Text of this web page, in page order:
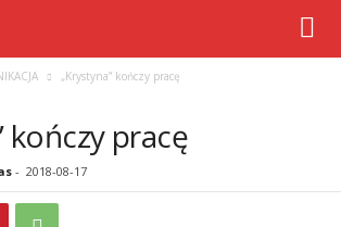
„Krystyna” kończy pracę
kończy pracę
- 2018-08-17